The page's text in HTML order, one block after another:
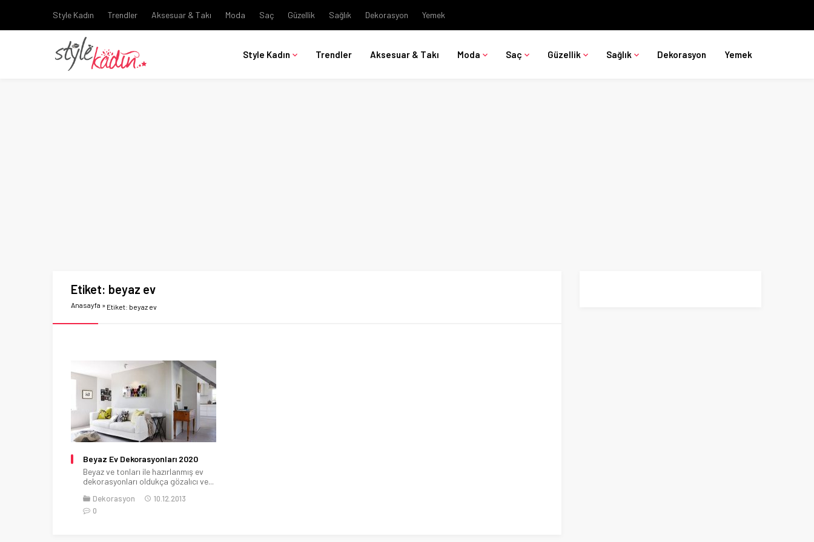
Style Kadın Trendler Aksesuar & Takı Moda Saç Güzellik Sağlık Dekorasyon Yemek
Style Kadın Trendler Aksesuar & Takı Moda Saç Güzellik Sağlık Dekorasyon Yemek
Etiket: beyaz ev
Anasayfa » Etiket: beyaz ev
Beyaz Ev Dekorasyonları 2020
Beyaz ve tonları ile hazırlanmış ev
dekorasyonları oldukça gözalıcı ve...
Dekorasyon
10.12.2013
0